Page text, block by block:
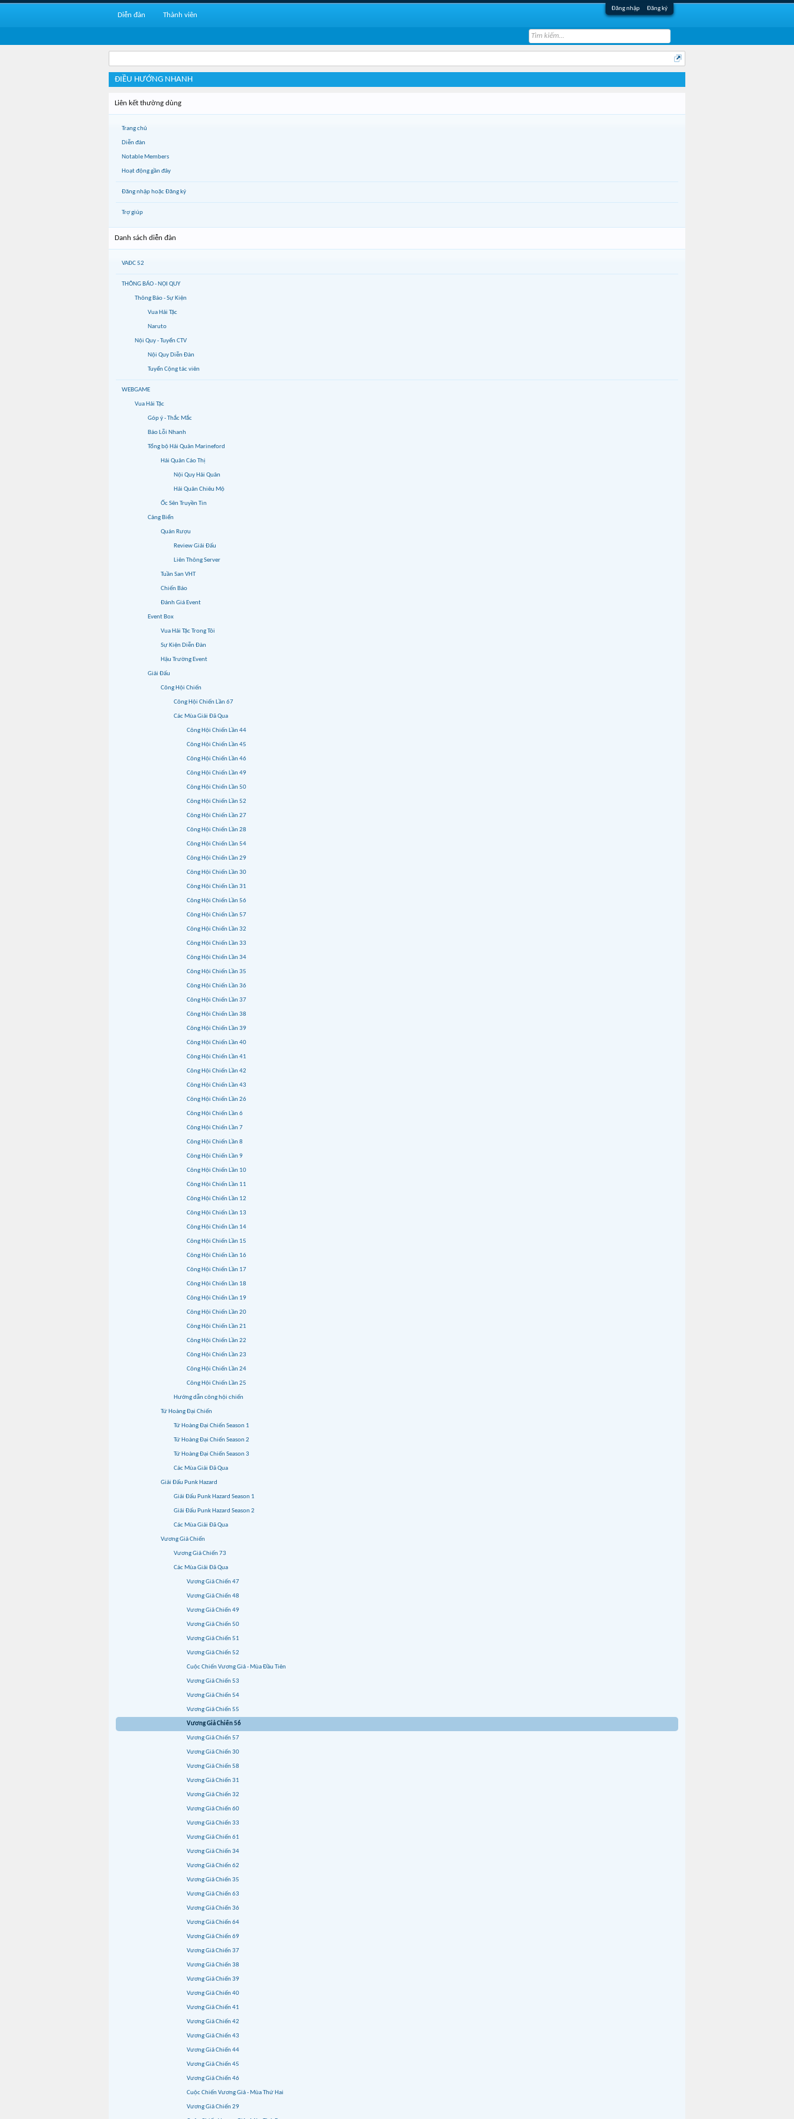
Đăng nhập Đăng ký
ĐIỀU HƯỚNG NHANH
Liên kết thường dùng
Trang chủ
Diễn đàn
Notable Members
Hoạt động gần đây
Đăng nhập hoặc Đăng ký
Trợ giúp
Danh sách diễn đàn
VAĐC 52
THÔNG BÁO - NỘI QUY
Thông Báo - Sự Kiện
Vua Hải Tặc
Naruto
Nội Quy - Tuyển CTV
Nội Quy Diễn Đàn
Tuyển Cộng tác viên
WEBGAME
Vua Hải Tặc
Góp ý - Thắc Mắc
Báo Lỗi Nhanh
Tổng bộ Hải Quân Marineford
Hải Quân Cáo Thị
Nội Quy Hải Quân
Hải Quân Chiêu Mộ
Ốc Sên Truyền Tin
Cảng Biển
Quán Rượu
Review Giải Đấu
Liên Thông Server
Tuần San VHT
Chiến Báo
Đánh Giá Event
Event Box
Vua Hải Tặc Trong Tôi
Sự Kiện Diễn Đàn
Hậu Trường Event
Giải Đấu
Công Hội Chiến
Công Hội Chiến Lần 67
Các Mùa Giải Đã Qua
Công Hội Chiến Lần 44
Công Hội Chiến Lần 45
Công Hội Chiến Lần 46
Công Hội Chiến Lần 49
Công Hội Chiến Lần 50
Công Hội Chiến Lần 52
Công Hội Chiến Lần 27
Công Hội Chiến Lần 28
Công Hội Chiến Lần 54
Công Hội Chiến Lần 29
Công Hội Chiến Lần 30
Công Hội Chiến Lần 31
Công Hội Chiến Lần 56
Công Hội Chiến Lần 57
Công Hội Chiến Lần 32
Công Hội Chiến Lần 33
Công Hội Chiến Lần 34
Công Hội Chiến Lần 35
Công Hội Chiến Lần 36
Công Hội Chiến Lần 37
Công Hội Chiến Lần 38
Công Hội Chiến Lần 39
Công Hội Chiến Lần 40
Công Hội Chiến Lần 41
Công Hội Chiến Lần 42
Công Hội Chiến Lần 43
Công Hội Chiến Lần 26
Công Hội Chiến Lần 6
Công Hội Chiến Lần 7
Công Hội Chiến Lần 8
Công Hội Chiến Lần 9
Công Hội Chiến Lần 10
Công Hội Chiến Lần 11
Công Hội Chiến Lần 12
Công Hội Chiến Lần 13
Công Hội Chiến Lần 14
Công Hội Chiến Lần 15
Công Hội Chiến Lần 16
Công Hội Chiến Lần 17
Công Hội Chiến Lần 18
Công Hội Chiến Lần 19
Công Hội Chiến Lần 20
Công Hội Chiến Lần 21
Công Hội Chiến Lần 22
Công Hội Chiến Lần 23
Công Hội Chiến Lần 24
Công Hội Chiến Lần 25
Hướng dẫn công hội chiến
Tứ Hoàng Đại Chiến
Tứ Hoàng Đại Chiến Season 1
Tứ Hoàng Đại Chiến Season 2
Tứ Hoàng Đại Chiến Season 3
Các Mùa Giải Đã Qua
Giải Đấu Punk Hazard
Giải Đấu Punk Hazard Season 1
Giải Đấu Punk Hazard Season 2
Các Mùa Giải Đã Qua
Vương Giả Chiến
Vương Giả Chiến 73
Các Mùa Giải Đã Qua
Vương Giả Chiến 47
Vương Giả Chiến 48
Vương Giả Chiến 49
Vương Giả Chiến 50
Vương Giả Chiến 51
Vương Giả Chiến 52
Cuộc Chiến Vương Giả - Mùa Đầu Tiên
Vương Giả Chiến 53
Vương Giả Chiến 54
Vương Giả Chiến 55
Vương Giả Chiến 56
Vương Giả Chiến 57
Vương Giả Chiến 30
Vương Giả Chiến 58
Vương Giả Chiến 31
Vương Giả Chiến 32
Vương Giả Chiến 60
Vương Giả Chiến 33
Vương Giả Chiến 61
Vương Giả Chiến 34
Vương Giả Chiến 62
Vương Giả Chiến 35
Vương Giả Chiến 63
Vương Giả Chiến 36
Vương Giả Chiến 64
Vương Giả Chiến 69
Vương Giả Chiến 37
Vương Giả Chiến 38
Vương Giả Chiến 39
Vương Giả Chiến 40
Vương Giả Chiến 41
Vương Giả Chiến 42
Vương Giả Chiến 43
Vương Giả Chiến 44
Vương Giả Chiến 45
Vương Giả Chiến 46
Cuộc Chiến Vương Giả - Mùa Thứ Hai
Vương Giả Chiến 29
Diễn đàn Thành viên